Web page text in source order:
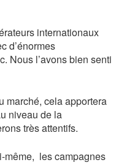
internationaux
d’énormes
Nous l’avons bien senti
marché, cela apportera
niveau de la
très attentifs.
même, les campagnes